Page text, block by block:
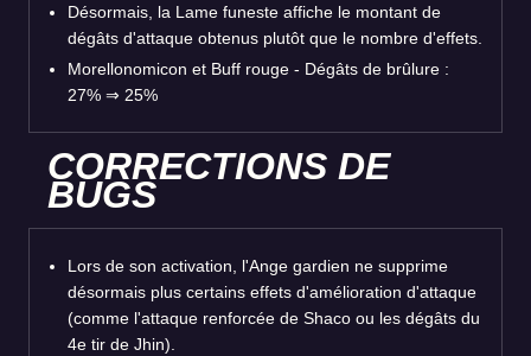
Désormais, la Lame funeste affiche le montant de
dégâts d'attaque obtenus plutôt que le nombre d'effets.
Morellonomicon et Buff rouge - Dégâts de brûlure :
27% ⇒ 25%
CORRECTIONS DE
BUGS
Lors de son activation, l'Ange gardien ne supprime
désormais plus certains effets d'amélioration d'attaque
(comme l'attaque renforcée de Shaco ou les dégâts du
4e tir de Jhin).